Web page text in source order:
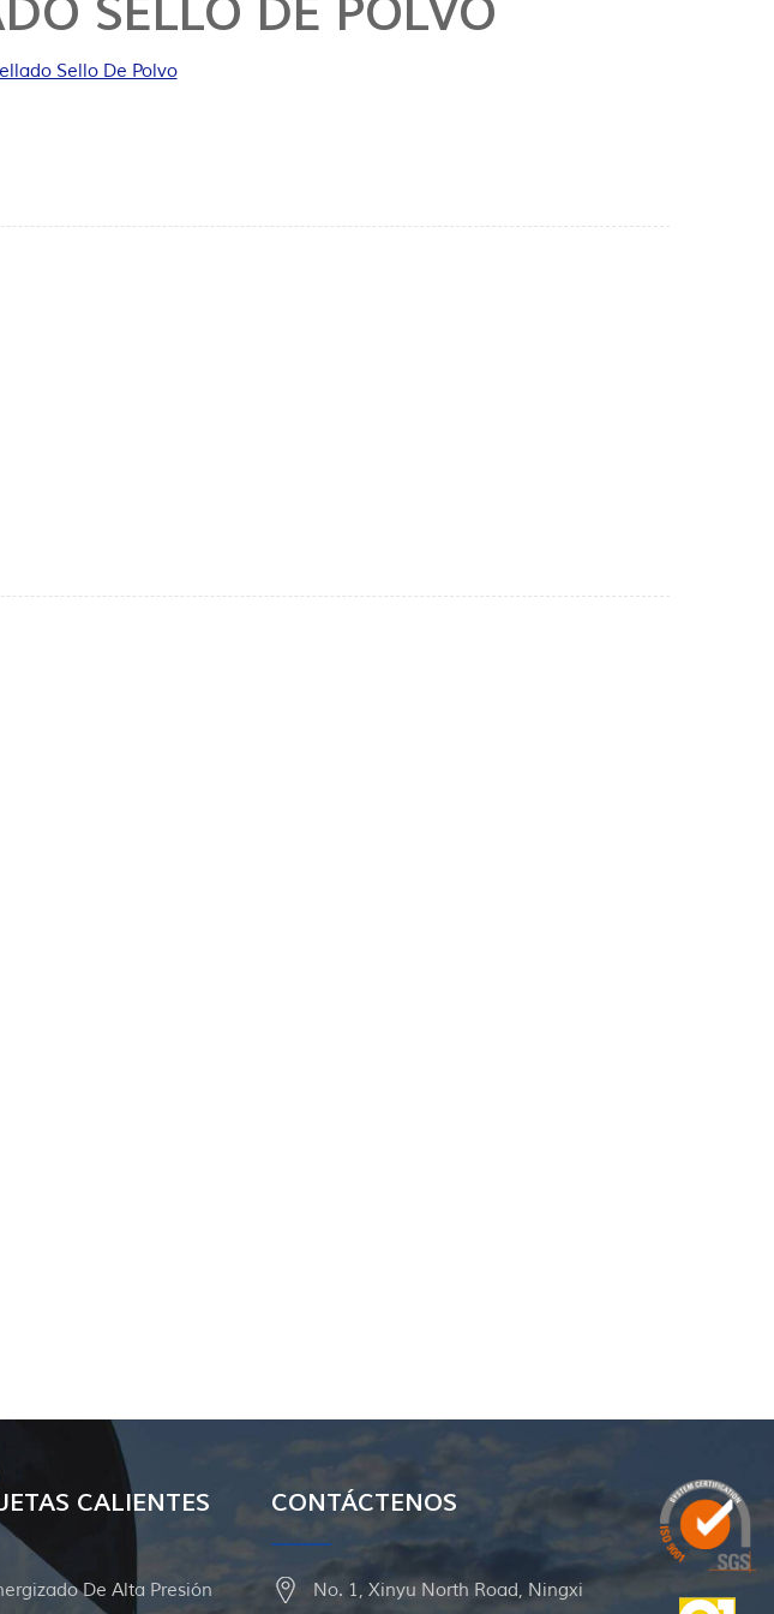
SELLO DE POLVO
Sello De Polvo
CALIENTES
De Alta Presión
CONTÁCTENOS
No. 1, Xinyu North Road, Ningxi